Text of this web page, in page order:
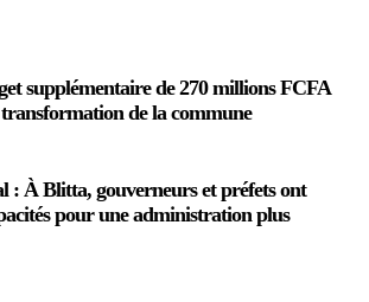
supplémentaire de 270 millions FCFA
de la commune
: À Blitta, gouverneurs et préfets ont
pour une administration plus